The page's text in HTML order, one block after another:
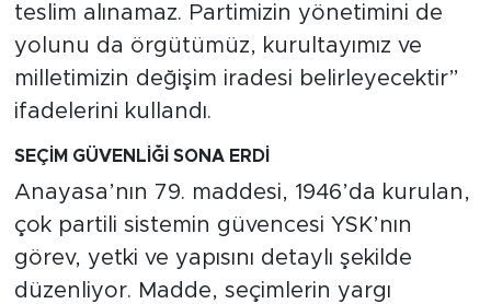
teslim alınamaz. Partimizin yönetimini de
yolunu da örgütümüz, kurultayımız ve
milletimizin değişim iradesi belirleyecektir”
ifadelerini kullandı.
SEÇİM GÜVENLİĞİ SONA ERDİ
Anayasa’nın 79. maddesi, 1946’da kurulan,
çok partili sistemin güvencesi YSK’nın
görev, yetki ve yapısını detaylı şekilde
düzenliyor. Madde, seçimlerin yargı